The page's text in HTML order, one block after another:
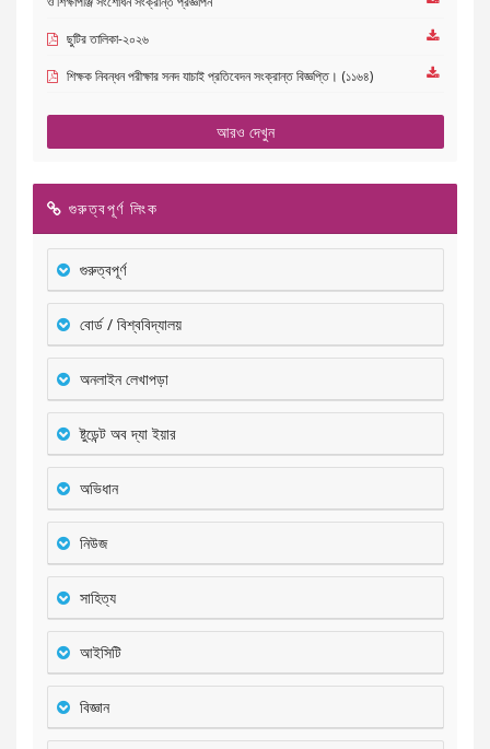
ছুটির তালিকা-২০২৬
শিক্ষক নিবন্ধন পরীক্ষার সনদ যাচাই প্রতিবেদন সংক্রান্ত বিজ্ঞপ্তি। (১১৬৪)
আরও দেখুন
গুরুত্বপূর্ণ লিংক
গুরুত্বপূর্ণ
বোর্ড / বিশ্ববিদ্যালয়
অনলাইন লেখাপড়া
ষ্টুডেন্ট অব দ্যা ইয়ার
অভিধান
নিউজ
সাহিত্য
আইসিটি
বিজ্ঞান